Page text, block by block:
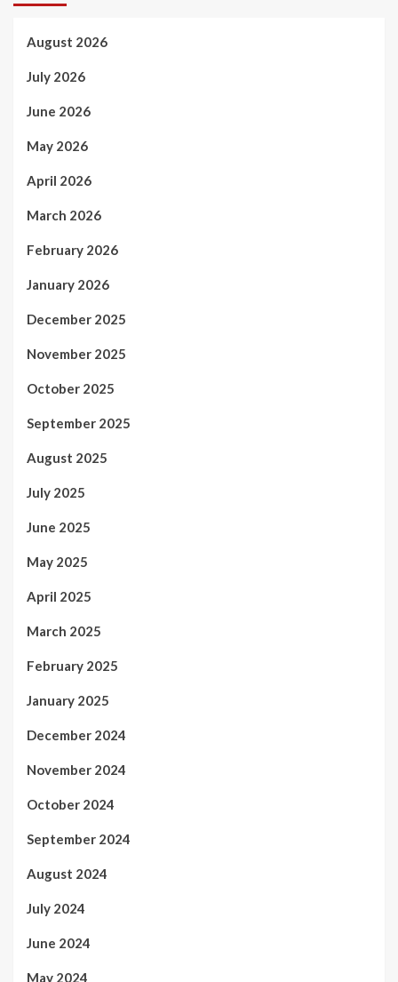
August 2026
July 2026
June 2026
May 2026
April 2026
March 2026
February 2026
January 2026
December 2025
November 2025
October 2025
September 2025
August 2025
July 2025
June 2025
May 2025
April 2025
March 2025
February 2025
January 2025
December 2024
November 2024
October 2024
September 2024
August 2024
July 2024
June 2024
May 2024